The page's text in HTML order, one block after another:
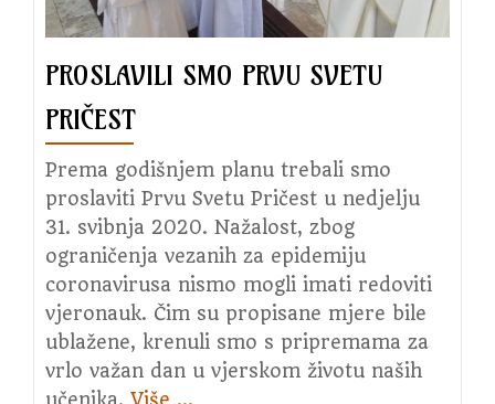
PROSLAVILI SMO PRVU SVETU
PRIČEST
Prema godišnjem planu trebali smo
proslaviti Prvu Svetu Pričest u nedjelju
31. svibnja 2020. Nažalost, zbog
ograničenja vezanih za epidemiju
coronavirusa nismo mogli imati redoviti
vjeronauk. Čim su propisane mjere bile
ublažene, krenuli smo s pripremama za
vrlo važan dan u vjerskom životu naših